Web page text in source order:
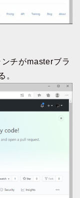
チがmasterブラ
。